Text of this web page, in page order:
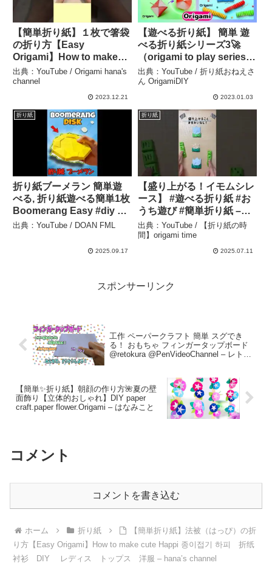
【簡単折り紙】１枚で箸袋
の折り方【Easy
Origami】How to make
Chopstick bag folding
paper 종이접기 젓가락봉
투 简单的折纸 筷子袋
channel
出典：YouTube / Origami hana's
channel
2023.12.21
【遊べる折り紙】 簡単 遊
べる折り紙シリーズ3🚀
（origami to play series
）の折り方 4種類〈字幕
with subtitles〉 – 折り紙
おねえさん OrigamiDIY
出典：YouTube / 折り紙おねえさ
ん OrigamiDIY
2023.01.03
折り紙
折り紙ブーメラン 簡単遊
べる, 折り紙遊べる簡単1枚
Boomerang Easy #diy –
DOAN FML
出典：YouTube / DOAN FML
2025.09.17
折り紙
【盛り上がる！イモムシレ
ース】 #遊べる折り紙 #お
うち遊び #簡単折り紙 –
【折り紙の時間】origami
time
出典：YouTube / 【折り紙の時
間】origami time
2025.07.11
スポンサーリンク
工作 ペーパークラフト 簡単 スグでき
る！ おもちゃ フィンガータップボード
@retokura @PenVideoChannel – レトロ
【簡単✨折り紙】朝顔の作り方🌺夏の壁
面飾り【立体的おしゃれ】DIY paper
craft.paper flower.Origami – はなみこと
コメント
コメントを書き込む
ホーム 折り紙
【簡単折り紙】法被（はっぴ）の折
り方【Easy Origami】How to make cute Happi 종이접기 하피 折纸
衬衫 DIY レディス トップス 洋服 – hana’s channel